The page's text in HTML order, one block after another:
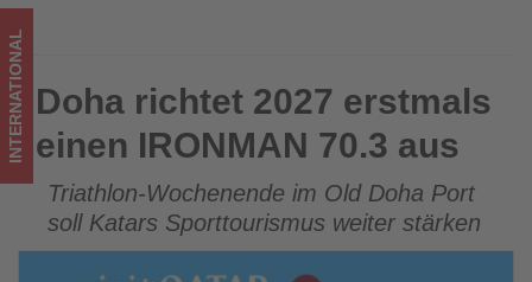
Wissen,
was
im
Tourismus
los
ist!
Doha richtet 2027 erstmals einen IRONMAN 70.3 aus
INTERNATIONAL Doha richtet 2027 erstmals
einen IRONMAN 70.3 aus
Triathlon-Wochenende im Old Doha Port
soll Katars Sporttourismus weiter stärken